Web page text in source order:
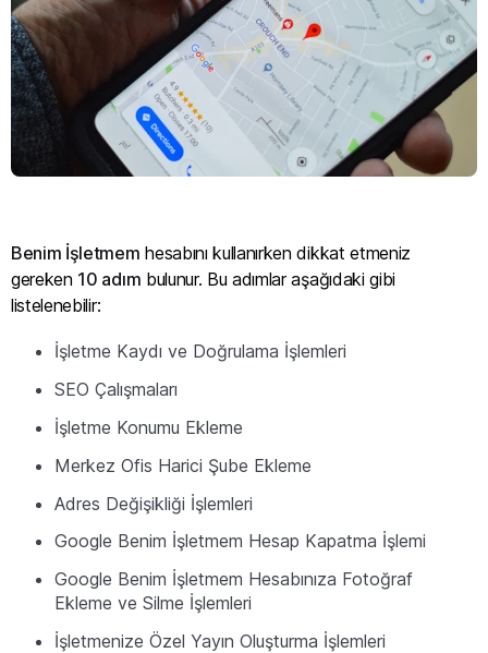
Benim İşletmem hesabını kullanırken dikkat etmeniz
gereken 10 adım bulunur. Bu adımlar aşağıdaki gibi
listelenebilir:
İşletme Kaydı ve Doğrulama İşlemleri
SEO Çalışmaları
İşletme Konumu Ekleme
Merkez Ofis Harici Şube Ekleme
Adres Değişikliği İşlemleri
Google Benim İşletmem Hesap Kapatma İşlemi
Google Benim İşletmem Hesabınıza Fotoğraf
Ekleme ve Silme İşlemleri
İşletmenize Özel Yayın Oluşturma İşlemleri